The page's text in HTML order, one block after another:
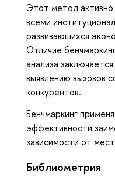
Этот метод активно
всеми
развивающихся
Отличие
анализа
выявлению вызовов
конкурентов.
Бенчмаркинг
эффективности
зависимости от
Библиометрия